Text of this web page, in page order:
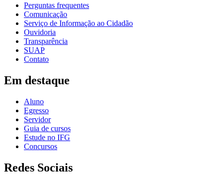
Perguntas frequentes
Comunicação
Serviço de Informação ao Cidadão
Ouvidoria
Transparência
SUAP
Contato
Em destaque
Aluno
Egresso
Servidor
Guia de cursos
Estude no IFG
Concursos
Redes Sociais